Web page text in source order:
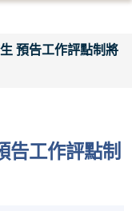
預告工作評點制將
告工作評點制